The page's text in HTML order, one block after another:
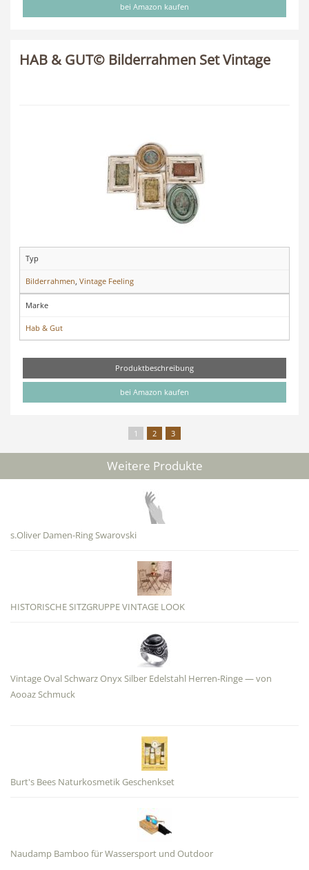
bei Amazon kaufen
HAB & GUT© Bilderrahmen Set Vintage
Typ
Bilderrahmen Vintage Feeling
Marke
Hab & Gut
Produktbeschreibung
bei Amazon kaufen
1 2 3
Weitere Produkte
s.Oliver Damen-Ring Swarovski
HISTORISCHE SITZGRUPPE VINTAGE LOOK
Vintage Oval Schwarz Onyx Silber Edelstahl Herren-Ringe — von
Aooaz Schmuck
Burt's Bees Naturkosmetik Geschenkset
Naudamp Bamboo für Wassersport und Outdoor